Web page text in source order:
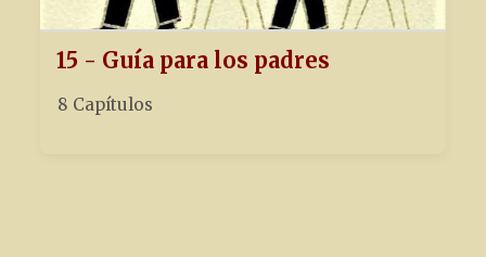
15 - Guía para los padres
8 Capítulos